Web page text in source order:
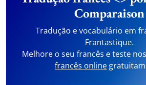
Comparaison
Tradução e vocabulário em
Frantastique.
Melhore o seu francês e teste
francês online